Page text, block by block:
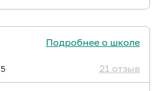
Подробнее о школе
21 отзыв